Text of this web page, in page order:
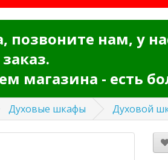
нам, у
заказ.
магазина - есть
Духовые шкафы Духовой